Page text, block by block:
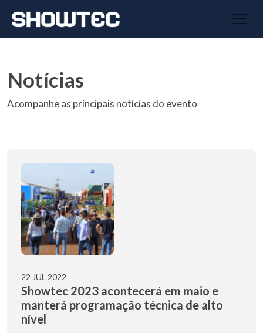
Notícias
Acompanhe as principais notícias do evento
22 JUL 2022
Showtec 2023 acontecerá em maio e
manterá programação técnica de alto
nível